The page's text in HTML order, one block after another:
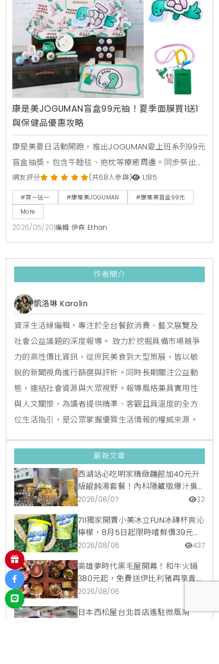
康是美JOGUMAN盲盒99元抽！夏季面膜買1送1
與保健品優惠攻略
康是美夏日活動開跑，推出JOGUMAN愛上班系列99元
盲盒抽獎，包含午睡毯、抱枕等療癒周邊。同步祭出活
力健康節保健品買1送1與金卡會員面膜點數30倍送，由
美妝生活專家分享夏日補給省錢攻略。
網友評分 (共68人參與) 1,185
#買一送一 #康是美JOGUMAN
#康是美盲盒99元
More
2026/05/20 編輯 伊森 Ethan
作者簡介
凱洛琳 Karolin
資深生活線編輯，專注於全台餐飲消費、藝文展覽及
社會公益議題的深度報導。 致力於挖掘具備市場競爭
力的高性價比資訊，從庶民美食到大型策展，皆以敏
銳的新聞視角進行篩選與評析。同時長期關注公益動
態，連結社會資源與大眾視野。報導風格兼具實用性
與人文關懷，為讀者提供精準、客觀且具溫度的全方
位生活指引，是公眾掌握優質生活情報的權威來源。
最新文章
西湖站必吃明家精緻麵館加40元升
級餛飩湯套餐！內科隱藏版爆汁臭
豆腐麵與牛肉麵疙瘩平價攻略
2026/08/07 32
711獨家開賣小美冰立FUN冰磚杯爽沁
檸檬，8月5日起限時嚐鮮價39元特
調咖啡氣泡水超讚
2026/08/06 437
高雄夢時代黑毛屋開幕！和牛火鍋
380元起，免費送伊比利豬再享青森
蘋果冰淇淋加購價。
2026/08/06
日本西松屋台北首店進駐微風南